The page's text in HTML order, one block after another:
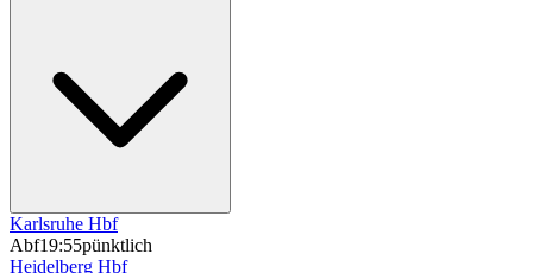
Karlsruhe Hbf
Abf19:55pünktlich
Heidelberg Hbf